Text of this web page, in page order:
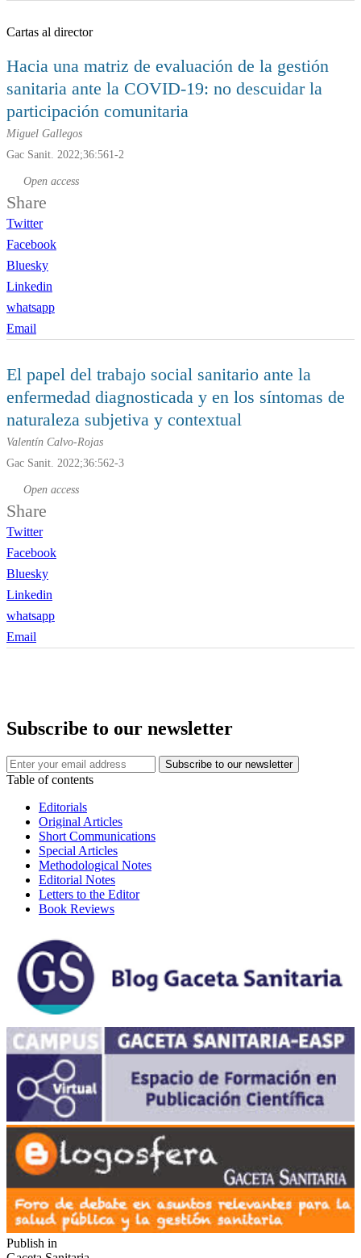
Cartas al director
Hacia una matriz de evaluación de la gestión
sanitaria ante la COVID-19: no descuidar la
participación comunitaria
Miguel Gallegos
Gac Sanit. 2022;36:561-2
Open access
Share
Twitter
Facebook
Bluesky
Linkedin
whatsapp
Email
El papel del trabajo social sanitario ante la
enfermedad diagnosticada y en los síntomas de
naturaleza subjetiva y contextual
Valentín Calvo-Rojas
Gac Sanit. 2022;36:562-3
Open access
Share
Twitter
Facebook
Bluesky
Linkedin
whatsapp
Email
Subscribe to our newsletter
Table of contents
Editorials
Original Articles
Short Communications
Special Articles
Methodological Notes
Editorial Notes
Letters to the Editor
Book Reviews
Publish in